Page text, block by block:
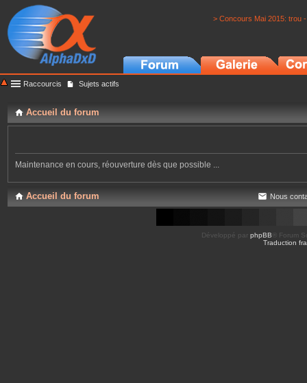
> Concours Mai 2015: trou
Raccourcis Sujets actifs
Accueil du forum
Maintenance en cours, réouverture dès que possible ...
Accueil du forum Nous
Développé par phpBB ® Forum
Traduction